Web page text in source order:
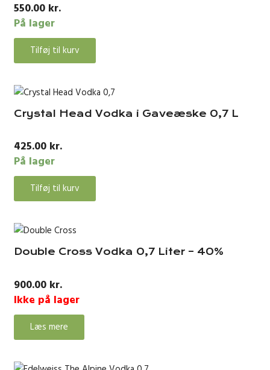
550.00 kr.
På lager
Tilføj til kurv
Crystal Head Vodka i Gaveæske 0,7 L
425.00 kr.
På lager
Tilføj til kurv
Double Cross Vodka 0,7 Liter – 40%
900.00 kr.
Ikke på lager
Læs mere